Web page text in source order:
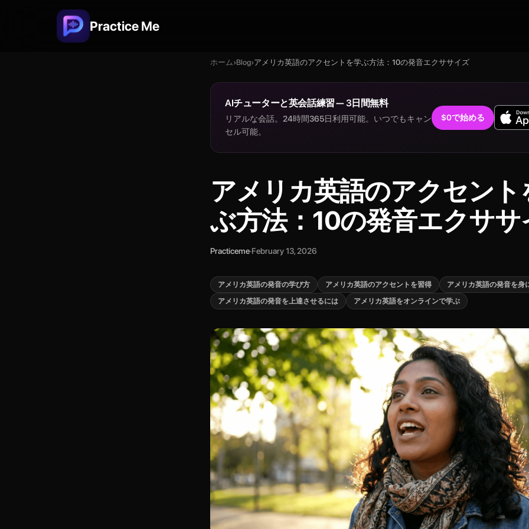
Practice Me
ホーム›Blog›アメリカ英語のアクセントを学ぶ方法：10の発音エクササイズ
AIチューターと英会話練習 — 3日間無料
リアルな会話。24時間365日利用可能。いつでもキャン
セル可能。
$0で始める
アメリカ英語のアクセント
ぶ方法：10の発音エクササ
Practiceme·February 13, 2026
アメリカ英語の発音の学び方 アメリカ英語のアクセントを習得
アメリカ英語の発音を身
アメリカ英語の発音を上達させるには
アメリカ英語をオンラインで学ぶ